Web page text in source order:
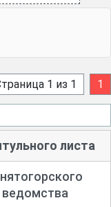
1 из 1 1
листа